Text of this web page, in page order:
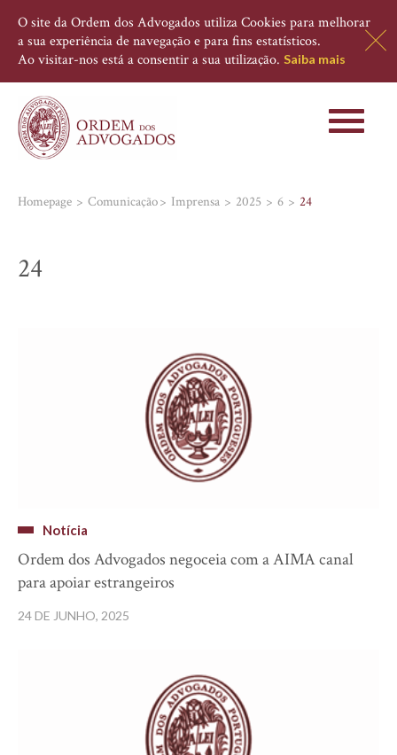
O site da Ordem dos Advogados utiliza Cookies para melhorar
a sua experiência de navegação e para fins estatísticos.
Ao visitar-nos está a consentir a sua utilização. Saiba mais
Toggle
Homepage Comunicação Imprensa 2025 6 24
24
Notícia
Ordem dos Advogados negoceia com a AIMA canal
para apoiar estrangeiros
24 DE JUNHO, 2025